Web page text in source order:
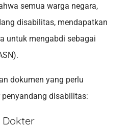
semua warga negara,
disabilitas, mendapatkan
untuk mengabdi sebagai
dokumen yang perlu
disabilitas:
Dokter